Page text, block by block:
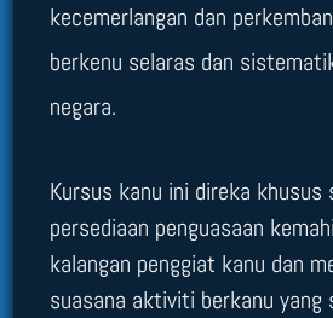
kecemerlangan dan
berkenu selaras dan
negara.
Kursus kanu ini direka khusus
persediaan penguasaan
kalangan penggiat kanu dan
suasana aktiviti berkanu yang